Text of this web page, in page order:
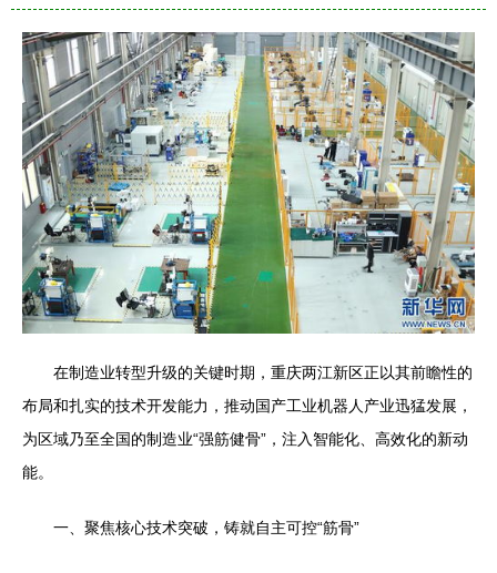
在制造业转型升级的关键时期，重庆两江新区正以其前瞻性的
布局和扎实的技术开发能力，推动国产工业机器人产业迅猛发展，
为区域乃至全国的制造业“强筋健骨”，注入智能化、高效化的新动
能。
一、聚焦核心技术突破，铸就自主可控“筋骨”